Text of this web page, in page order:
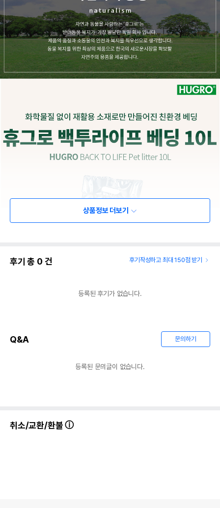
상품정보 더보기
후기 총 0 건 후기작성하고 최대 150점 받기
등록된 후기가 없습니다.
Q&A 문의하기
등록된 문의글이 없습니다.
취소/교환/환불